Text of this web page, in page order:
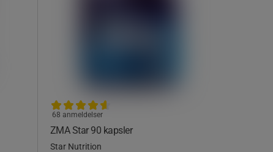
ZMA Star 90 kapsler
68 anmeldelser
Star Nutrition